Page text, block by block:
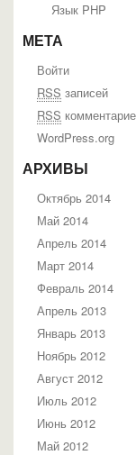
Язык PHP
МЕТА
Войти
RSS записей
RSS
WordPress.org
АРХИВЫ
Октябрь 2014
Май 2014
Апрель 2014
Март 2014
Февраль 2014
Апрель 2013
Январь 2013
Ноябрь 2012
Август 2012
Июль 2012
Июнь 2012
Май 2012